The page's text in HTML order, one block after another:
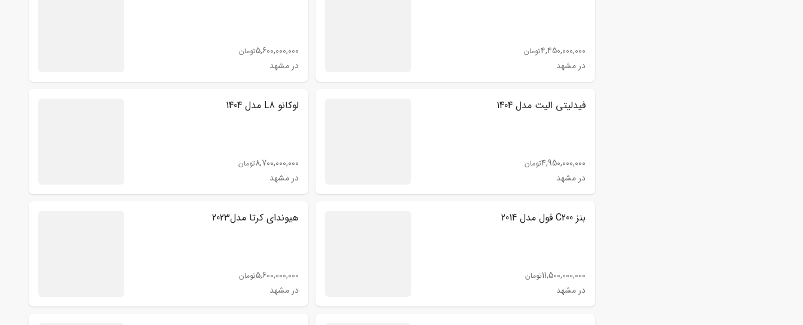
4,450,000,000تومان
در مشهد
5,600,000,000تومان
در مشهد
فیدلیتی الیت مدل 1404
4,950,000,000تومان
در مشهد
لوکانو L8 مدل 1404
8,700,000,000تومان
در مشهد
بنز C200 فول مدل 2014
11,500,000,000تومان
در مشهد
هیوندای کرتا مدل2023
5,600,000,000تومان
در مشهد